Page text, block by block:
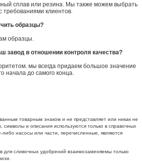
сплав или резина. Мы также можем выбрать
требованиями клиентов.
образцы?
образцы.
завод в отношении контроля качества?
мы всегда придаем большое значение
начала до самого конца.
товарным знаком и не представляет или никак не
и описания используются только в справочных
либо насосы или части, перечисленные, являются
для сливочных удобрений взаимозаменяемы только